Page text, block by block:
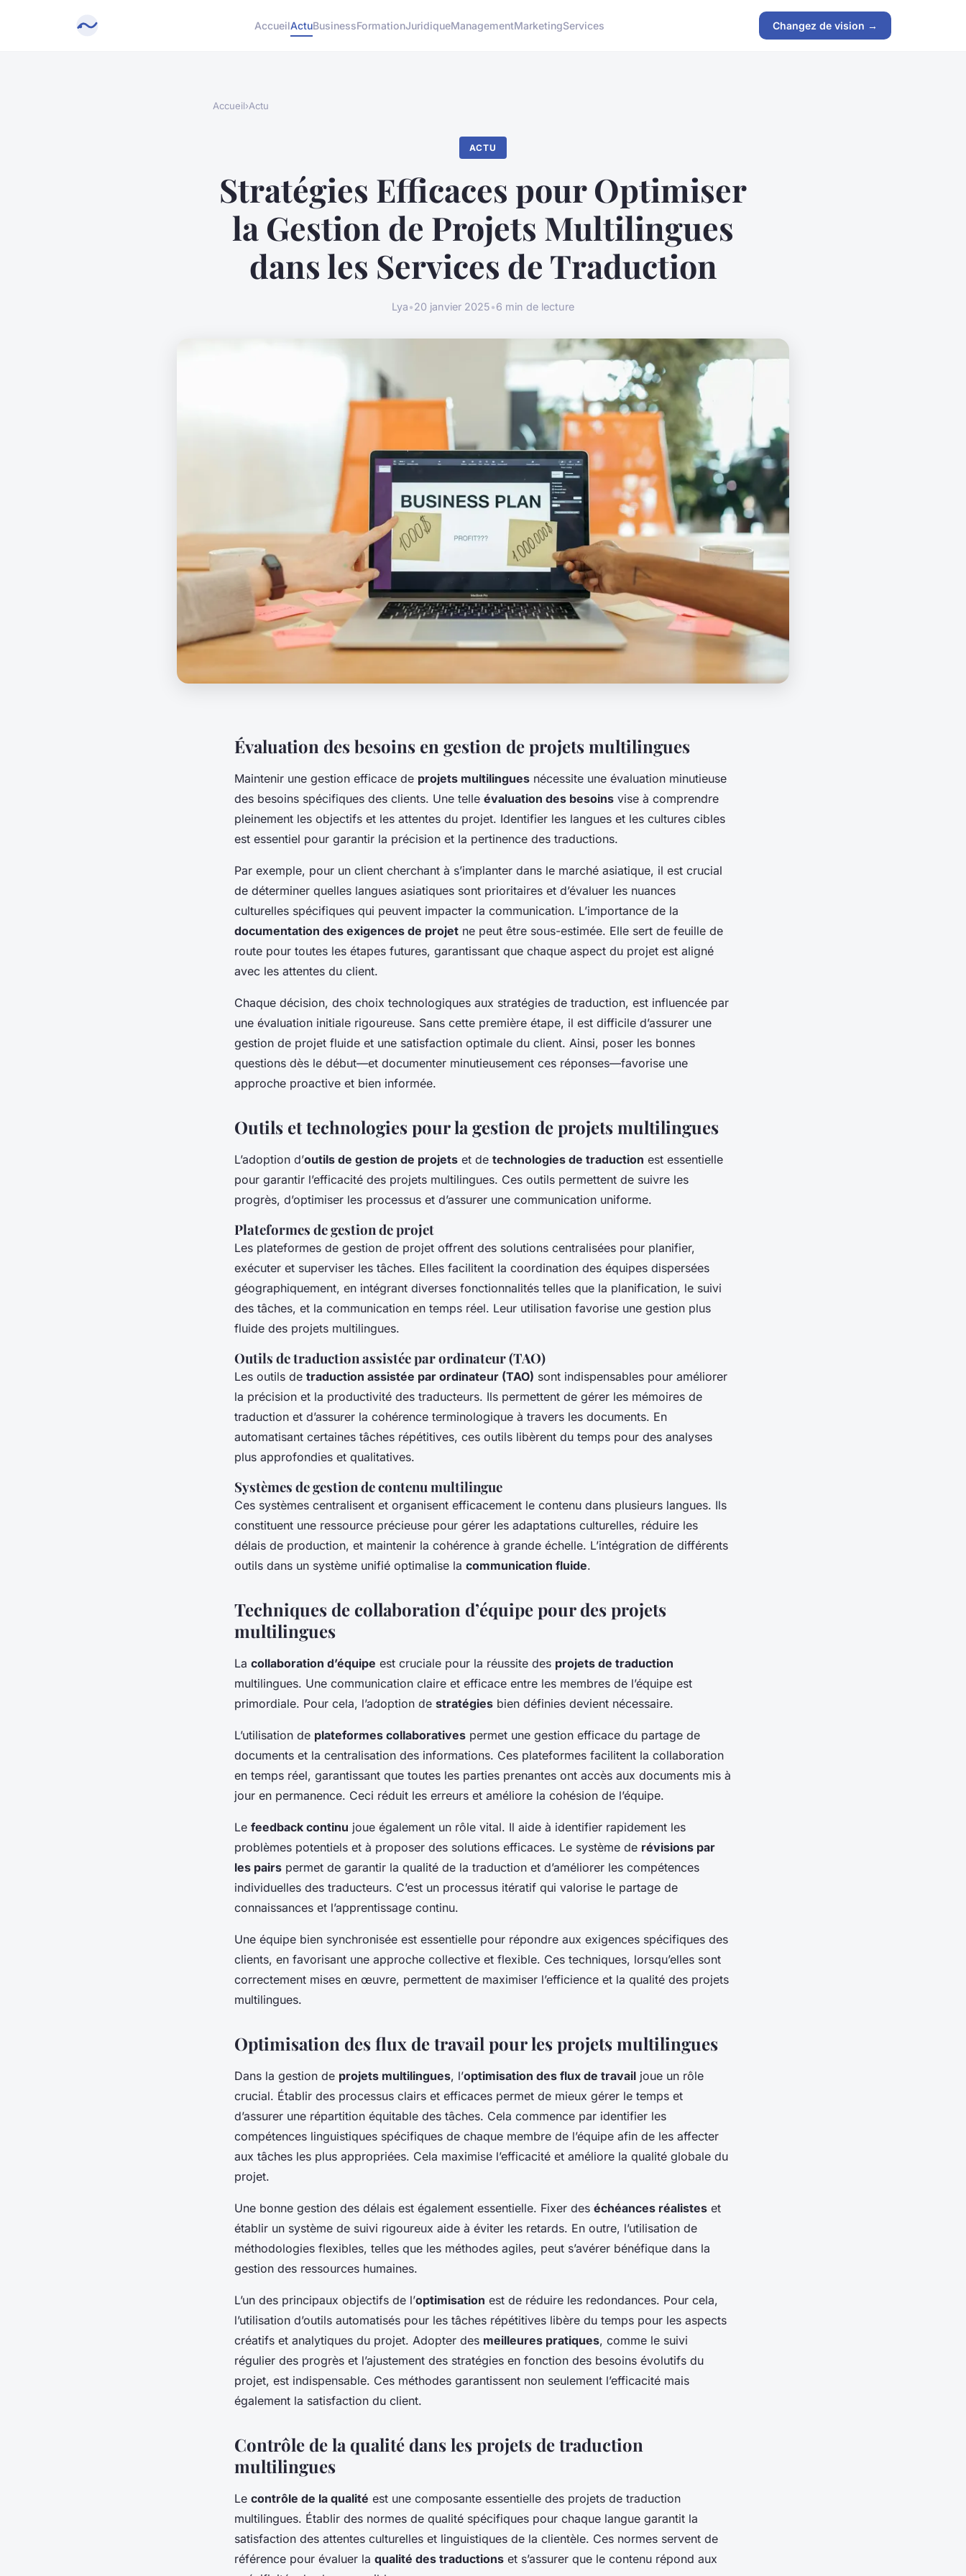
AccueilActuBusinessFormationJuridiqueManagementMarketingServices Changez de vision →
Accueil›Actu
ACTU
Stratégies Efficaces pour Optimiser
la Gestion de Projets Multilingues
dans les Services de Traduction
Lya•20 janvier 2025•6 min de lecture
Évaluation des besoins en gestion de projets multilingues
Maintenir une gestion efficace de projets multilingues nécessite une évaluation minutieuse
des besoins spécifiques des clients. Une telle évaluation des besoins vise à comprendre
pleinement les objectifs et les attentes du projet. Identifier les langues et les cultures cibles
est essentiel pour garantir la précision et la pertinence des traductions.
Par exemple, pour un client cherchant à s’implanter dans le marché asiatique, il est crucial
de déterminer quelles langues asiatiques sont prioritaires et d’évaluer les nuances
culturelles spécifiques qui peuvent impacter la communication. L’importance de la
documentation des exigences de projet ne peut être sous-estimée. Elle sert de feuille de
route pour toutes les étapes futures, garantissant que chaque aspect du projet est aligné
avec les attentes du client.
Chaque décision, des choix technologiques aux stratégies de traduction, est influencée par
une évaluation initiale rigoureuse. Sans cette première étape, il est difficile d’assurer une
gestion de projet fluide et une satisfaction optimale du client. Ainsi, poser les bonnes
questions dès le début—et documenter minutieusement ces réponses—favorise une
approche proactive et bien informée.
Outils et technologies pour la gestion de projets multilingues
L’adoption d’outils de gestion de projets et de technologies de traduction est essentielle
pour garantir l’efficacité des projets multilingues. Ces outils permettent de suivre les
progrès, d’optimiser les processus et d’assurer une communication uniforme.
Plateformes de gestion de projet
Les plateformes de gestion de projet offrent des solutions centralisées pour planifier,
exécuter et superviser les tâches. Elles facilitent la coordination des équipes dispersées
géographiquement, en intégrant diverses fonctionnalités telles que la planification, le suivi
des tâches, et la communication en temps réel. Leur utilisation favorise une gestion plus
fluide des projets multilingues.
Outils de traduction assistée par ordinateur (TAO)
Les outils de traduction assistée par ordinateur (TAO) sont indispensables pour améliorer
la précision et la productivité des traducteurs. Ils permettent de gérer les mémoires de
traduction et d’assurer la cohérence terminologique à travers les documents. En
automatisant certaines tâches répétitives, ces outils libèrent du temps pour des analyses
plus approfondies et qualitatives.
Systèmes de gestion de contenu multilingue
Ces systèmes centralisent et organisent efficacement le contenu dans plusieurs langues. Ils
constituent une ressource précieuse pour gérer les adaptations culturelles, réduire les
délais de production, et maintenir la cohérence à grande échelle. L’intégration de différents
outils dans un système unifié optimalise la communication fluide.
Techniques de collaboration d’équipe pour des projets
multilingues
La collaboration d’équipe est cruciale pour la réussite des projets de traduction
multilingues. Une communication claire et efficace entre les membres de l’équipe est
primordiale. Pour cela, l’adoption de stratégies bien définies devient nécessaire.
L’utilisation de plateformes collaboratives permet une gestion efficace du partage de
documents et la centralisation des informations. Ces plateformes facilitent la collaboration
en temps réel, garantissant que toutes les parties prenantes ont accès aux documents mis à
jour en permanence. Ceci réduit les erreurs et améliore la cohésion de l’équipe.
Le feedback continu joue également un rôle vital. Il aide à identifier rapidement les
problèmes potentiels et à proposer des solutions efficaces. Le système de révisions par
les pairs permet de garantir la qualité de la traduction et d’améliorer les compétences
individuelles des traducteurs. C’est un processus itératif qui valorise le partage de
connaissances et l’apprentissage continu.
Une équipe bien synchronisée est essentielle pour répondre aux exigences spécifiques des
clients, en favorisant une approche collective et flexible. Ces techniques, lorsqu’elles sont
correctement mises en œuvre, permettent de maximiser l’efficience et la qualité des projets
multilingues.
Optimisation des flux de travail pour les projets multilingues
Dans la gestion de projets multilingues, l’optimisation des flux de travail joue un rôle
crucial. Établir des processus clairs et efficaces permet de mieux gérer le temps et
d’assurer une répartition équitable des tâches. Cela commence par identifier les
compétences linguistiques spécifiques de chaque membre de l’équipe afin de les affecter
aux tâches les plus appropriées. Cela maximise l’efficacité et améliore la qualité globale du
projet.
Une bonne gestion des délais est également essentielle. Fixer des échéances réalistes et
établir un système de suivi rigoureux aide à éviter les retards. En outre, l’utilisation de
méthodologies flexibles, telles que les méthodes agiles, peut s’avérer bénéfique dans la
gestion des ressources humaines.
L’un des principaux objectifs de l’optimisation est de réduire les redondances. Pour cela,
l’utilisation d’outils automatisés pour les tâches répétitives libère du temps pour les aspects
créatifs et analytiques du projet. Adopter des meilleures pratiques, comme le suivi
régulier des progrès et l’ajustement des stratégies en fonction des besoins évolutifs du
projet, est indispensable. Ces méthodes garantissent non seulement l’efficacité mais
également la satisfaction du client.
Contrôle de la qualité dans les projets de traduction
multilingues
Le contrôle de la qualité est une composante essentielle des projets de traduction
multilingues. Établir des normes de qualité spécifiques pour chaque langue garantit la
satisfaction des attentes culturelles et linguistiques de la clientèle. Ces normes servent de
référence pour évaluer la qualité des traductions et s’assurer que le contenu répond aux